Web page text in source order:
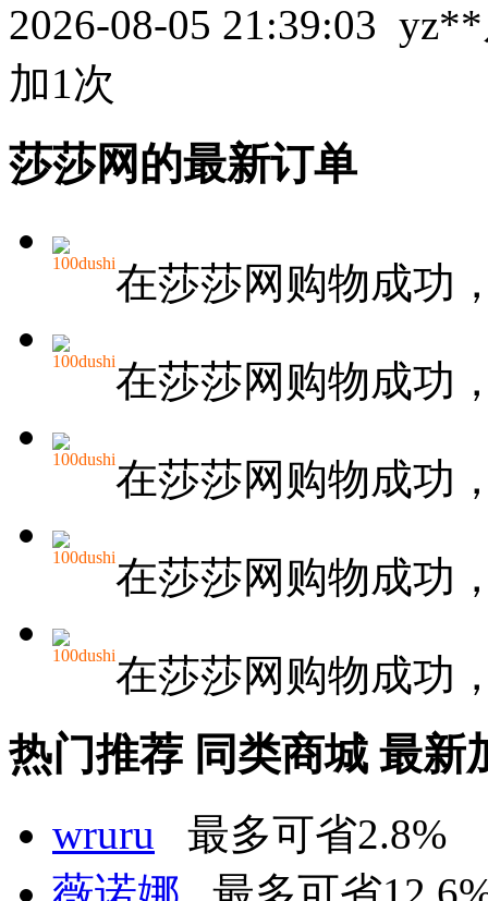
2026-08-05 21:39:03 yz**
加1次
莎莎网的最新订单
100dushi在莎莎网购物成功
100dushi在莎莎网购物成功
100dushi在莎莎网购物成功
100dushi在莎莎网购物成功
100dushi在莎莎网购物成功
热门推荐 同类商城 最新
wruru 最多可省2.8%